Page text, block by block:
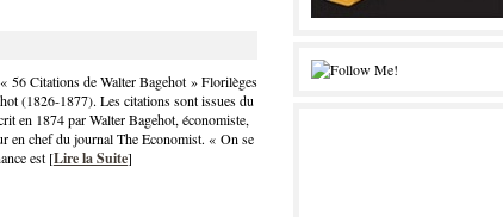
56 Citations de Walter Bagehot » Florilèges
(1826-1877). Les citations sont issues du
en 1874 par Walter Bagehot, économiste,
en chef du journal The Economist. « On se
est [Lire la Suite]